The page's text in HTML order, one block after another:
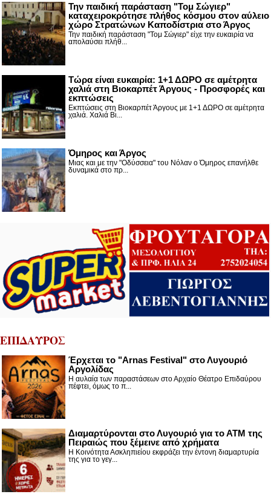
Την παιδική παράσταση "Τομ Σώγιερ"
καταχειροκρότησε πλήθος κόσμου στον αύλειο
χώρο Στρατώνων Καποδίστρια στο Άργος
Την παιδική παράσταση "Τομ Σώγιερ" είχε την ευκαιρία να
απολαύσει πλήθ...
Τώρα είναι ευκαιρία: 1+1 ΔΩΡΟ σε αμέτρητα
χαλιά στη Βιοκαρπέτ Άργους - Προσφορές και
εκπτώσεις
Εκπτώσεις στη Βιοκαρπέτ Άργους με 1+1 ΔΩΡΟ σε αμέτρητα
χαλιά. Χαλιά Βι...
Όμηρος και Άργος
Μιας και με την "Οδύσσεια" του Νόλαν ο Όμηρος επανήλθε
δυναμικά στο πρ...
ΕΠΙΔΑΥΡΟΣ
Έρχεται το "Arnas Festival" στο Λυγουριό
Αργολίδας
Η αυλαία των παραστάσεων στο Αρχαίο Θέατρο Επιδαύρου
πέφτει, όμως το π...
Διαμαρτύρονται στο Λυγουριό για το ΑΤΜ της
Πειραιώς που ξέμεινε από χρήματα
Η Κοινότητα Ασκληπιείου εκφράζει την έντονη διαμαρτυρία
της για το γεγ...